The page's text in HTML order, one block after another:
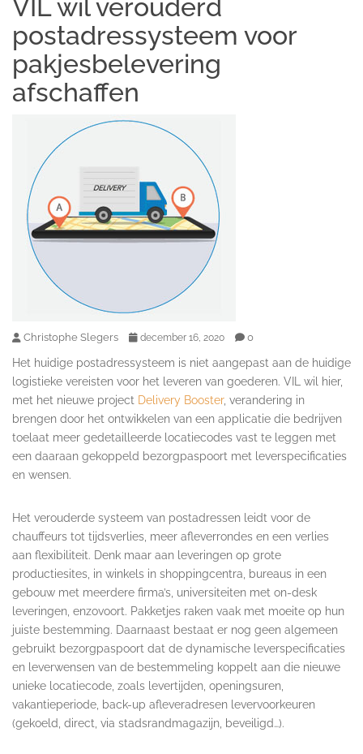
VIL wil verouderd
postadressysteem voor
pakjesbelevering
afschaffen
Christophe Slegers december 16, 2020 0
Het huidige postadressysteem is niet aangepast aan de huidige
logistieke vereisten voor het leveren van goederen. VIL wil hier,
met het nieuwe project Delivery Booster, verandering in
brengen door het ontwikkelen van een applicatie die bedrijven
toelaat meer gedetailleerde locatiecodes vast te leggen met
een daaraan gekoppeld bezorgpaspoort met leverspecificaties
en wensen.
Het verouderde systeem van postadressen leidt voor de
chauffeurs tot tijdsverlies, meer afleverrondes en een verlies
aan flexibiliteit. Denk maar aan leveringen op grote
productiesites, in winkels in shoppingcentra, bureaus in een
gebouw met meerdere firma’s, universiteiten met on-desk
leveringen, enzovoort. Pakketjes raken vaak met moeite op hun
juiste bestemming. Daarnaast bestaat er nog geen algemeen
gebruikt bezorgpaspoort dat de dynamische leverspecificaties
en leverwensen van de bestemmeling koppelt aan die nieuwe
unieke locatiecode, zoals levertijden, openingsuren,
vakantieperiode, back-up afleveradresen levervoorkeuren
(gekoeld, direct, via stadsrandmagazijn, beveiligd…).